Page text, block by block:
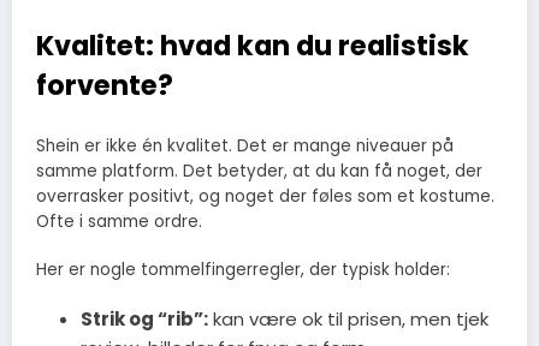
Kvalitet: hvad kan du realistisk
forvente?
Shein er ikke én kvalitet. Det er mange niveauer på
samme platform. Det betyder, at du kan få noget, der
overrasker positivt, og noget der føles som et kostume.
Ofte i samme ordre.
Her er nogle tommelfingerregler, der typisk holder:
Strik og “rib”:kan være ok til prisen, men tjek